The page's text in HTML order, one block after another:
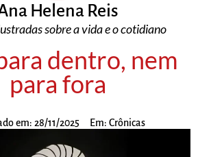
Helena Reis
sobre a vida e o cotidiano
dentro, nem
para fora
em: 28/11/2025 Em: Crônicas